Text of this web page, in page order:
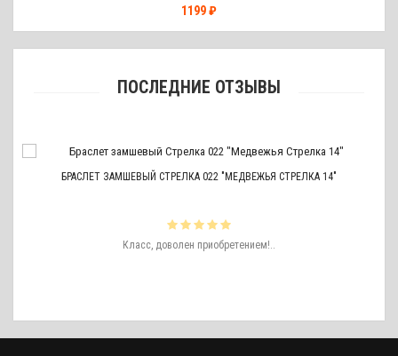
1199 ₽
ПОСЛЕДНИЕ ОТЗЫВЫ
БРАСЛЕТ ЗАМШЕВЫЙ СТРЕЛКА 022 "МЕДВЕЖЬЯ СТРЕЛКА 14"
Класс, доволен приобретением!..